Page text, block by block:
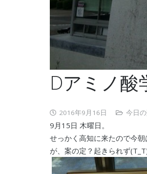
Dアミノ酸
2016年9月16日 今日
9月15日 木曜日。
せっかく高知に来たので今
が、案の定？起きられず